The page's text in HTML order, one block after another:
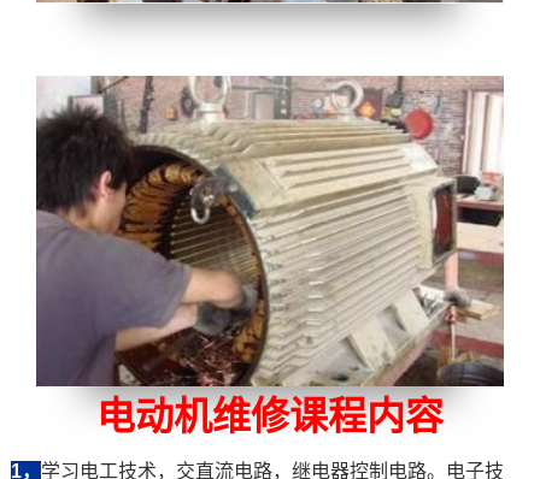
电动机维修课程内容
1， 学习电工技术，交直流电路，继电器控制电路。电子技